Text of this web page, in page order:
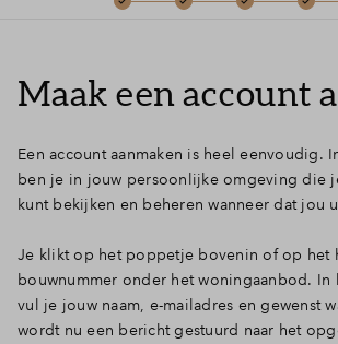
Maak een account
Een account aanmaken is heel eenvoudig.
ben je in jouw persoonlijke omgeving die
kunt bekijken en beheren wanneer dat jou
Je klikt op het poppetje bovenin of op het
bouwnummer onder het woningaanbod. In
vul je jouw naam, e-mailadres en gewenst
wordt nu een bericht gestuurd naar het